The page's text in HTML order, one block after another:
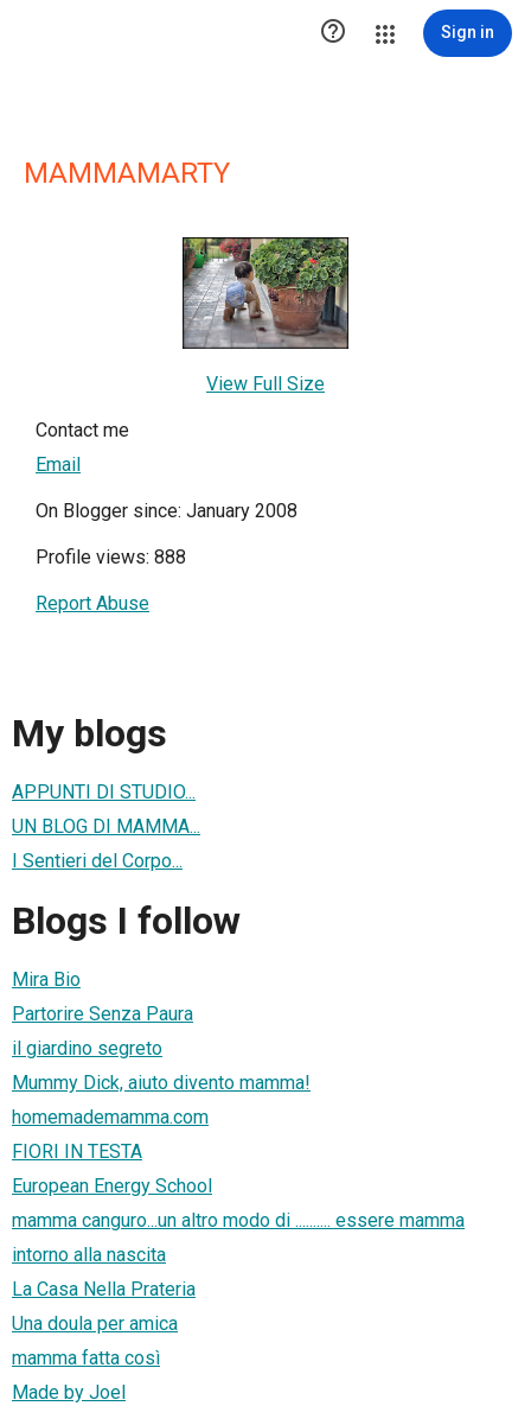
 Sign in
MAMMAMARTY
View Full Size
Contact me
Email
On Blogger since: January 2008
Profile views: 888
Report Abuse
My blogs
APPUNTI DI STUDIO...
UN BLOG DI MAMMA...
I Sentieri del Corpo...
Blogs I follow
Mira Bio
Partorire Senza Paura
il giardino segreto
Mummy Dick, aiuto divento mamma!
homemademamma.com
FIORI IN TESTA
European Energy School
mamma canguro...un altro modo di .......... essere mamma
intorno alla nascita
La Casa Nella Prateria
Una doula per amica
mamma fatta così
Made by Joel